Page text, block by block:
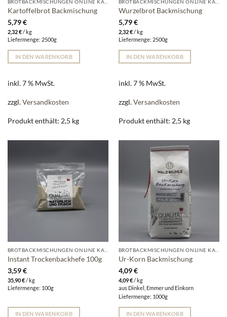
Kartoffelbrot Backmischung
5,79€
2,32€/ kg
Liefermenge: 2500g
IN DEN WARENKORB
inkl. 7 % MwSt.
zzgl.Versandkosten
Produkt enthält: 2,5 kg
Wurzelbrot Backmischung
5,79€
2,32€/ kg
Liefermenge: 2500g
IN DEN WARENKORB
inkl. 7 % MwSt.
zzgl.Versandkosten
Produkt enthält: 2,5 kg
Instant Trockenbackhefe 100g
3,59€
35,90€/ kg
Liefermenge: 100g
IN DEN WARENKORB
Ur-Korn Backmischung
4,09€
4,09€/ kg
aus Dinkel, Emmer und Einkorn
Liefermenge: 1000g
IN DEN WARENKORB